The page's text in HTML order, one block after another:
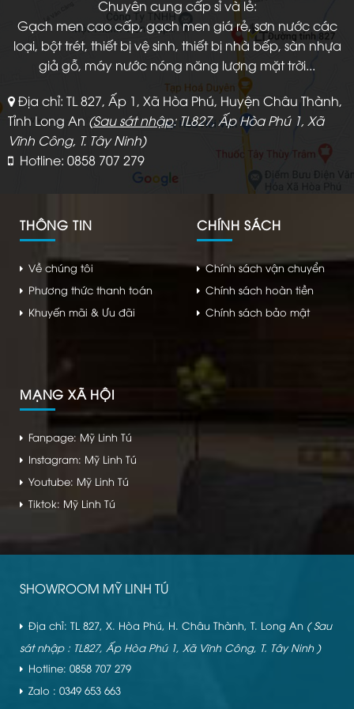
Chuyên cung cấp sỉ và lẻ:
Gạch men cao cấp, gạch men giá rẻ, sơn nước các
loại, bột trét, thiết bị vệ sinh, thiết bị nhà bếp, sàn nhựa
giả gỗ, máy nước nóng năng lượng mặt trời...
Địa chỉ: TL 827, Ấp 1, Xã Hòa Phú, Huyện Châu Thành,
Tỉnh Long An (Sau sát nhập: TL827, Ấp Hòa Phú 1, Xã
Vĩnh Công, T. Tây Ninh)
Hotline: 0858 707 279
THÔNG TIN
Về chúng tôi
Phương thức thanh toán
Khuyến mãi & Ưu đãi
CHÍNH SÁCH
Chính sách vận chuyển
Chính sách hoàn tiền
Chính sách bảo mật
MẠNG XÃ HỘI
Fanpage: Mỹ Linh Tú
Instagram: Mỹ Linh Tú
Youtube: Mỹ Linh Tú
Tiktok: Mỹ Linh Tú
SHOWROOM MỸ LINH TÚ
Địa chỉ: TL 827, X. Hòa Phú, H. Châu Thành, T. Long An ( Sau
sát nhập : TL827, Ấp Hòa Phú 1, Xã Vĩnh Công, T. Tây Ninh )
Hotline: 0858 707 279
Zalo : 0349 653 663